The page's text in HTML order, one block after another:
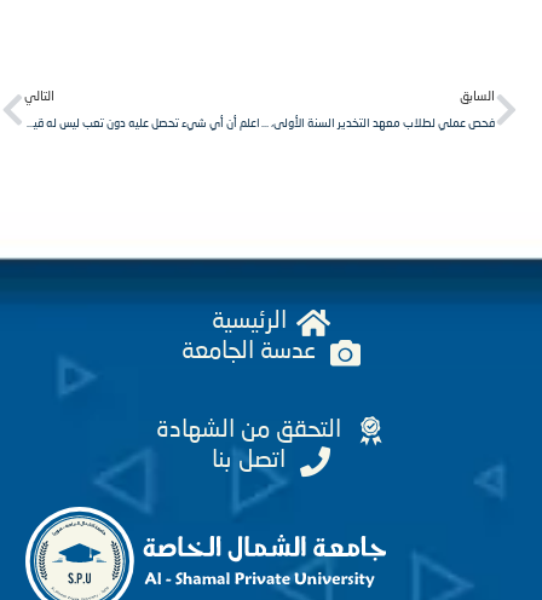
فحص عملي لطلاب معهد التخدير السنة الأولى، مقرر إسعافات أولية. اعلم أن أي شيء تحصل عليه دون تعب ليس له قيمة، اجتهد وادفع ثمن النجاح لأنك تستحقه
الرئيسية
عدسة الجامعة
التحقق من الشهادة
اتصل بنا